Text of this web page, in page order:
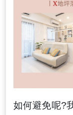
如何避免呢?